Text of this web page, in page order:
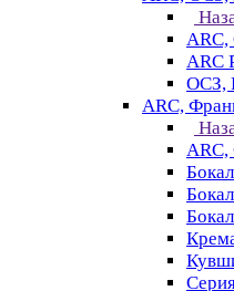
ARC,
ARC
ОСЗ,
ARC,
ARC,